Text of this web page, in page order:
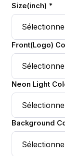
Size(inch) *
Front(Logo)
Neon Light
Background